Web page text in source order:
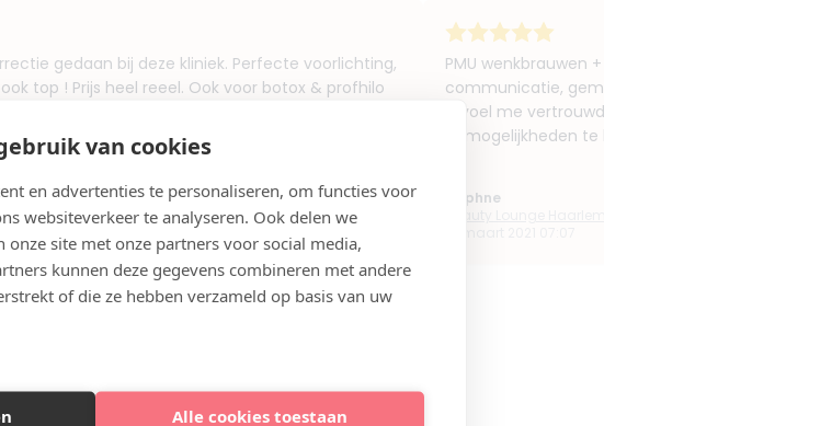
van cookies
en advertenties te personaliseren, om functies voor
websiteverkeer te analyseren. Ook delen we
site met onze partners voor social media,
kunnen deze gegevens combineren met andere
of die ze hebben verzameld op basis van uw
Alle cookies toestaan
gedaan bij deze kliniek. Perfecte voorlichting,
top ! Prijs heel reeel. Ook voor botox & profhilo
van iemand.
PMU wenkbrauwen + Infralash eyeliner + consult
communicatie, gemakkelijk bereikbaar via e-
Ik voel me vertrouwd onder haar handen. Ze
onmogelijkheden te bespreken en ze heeft goed
Daphne
in Bloemendaal?Lees verder in onze kennisbank: